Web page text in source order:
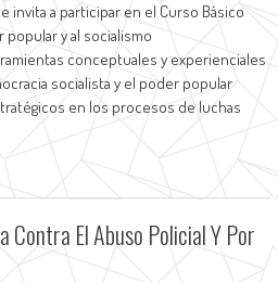
invita a participar en el Curso Básico
y al socialismo
conceptuales y experienciales
socialista y el poder popular
en los procesos de luchas
Contra El Abuso Policial Y Por